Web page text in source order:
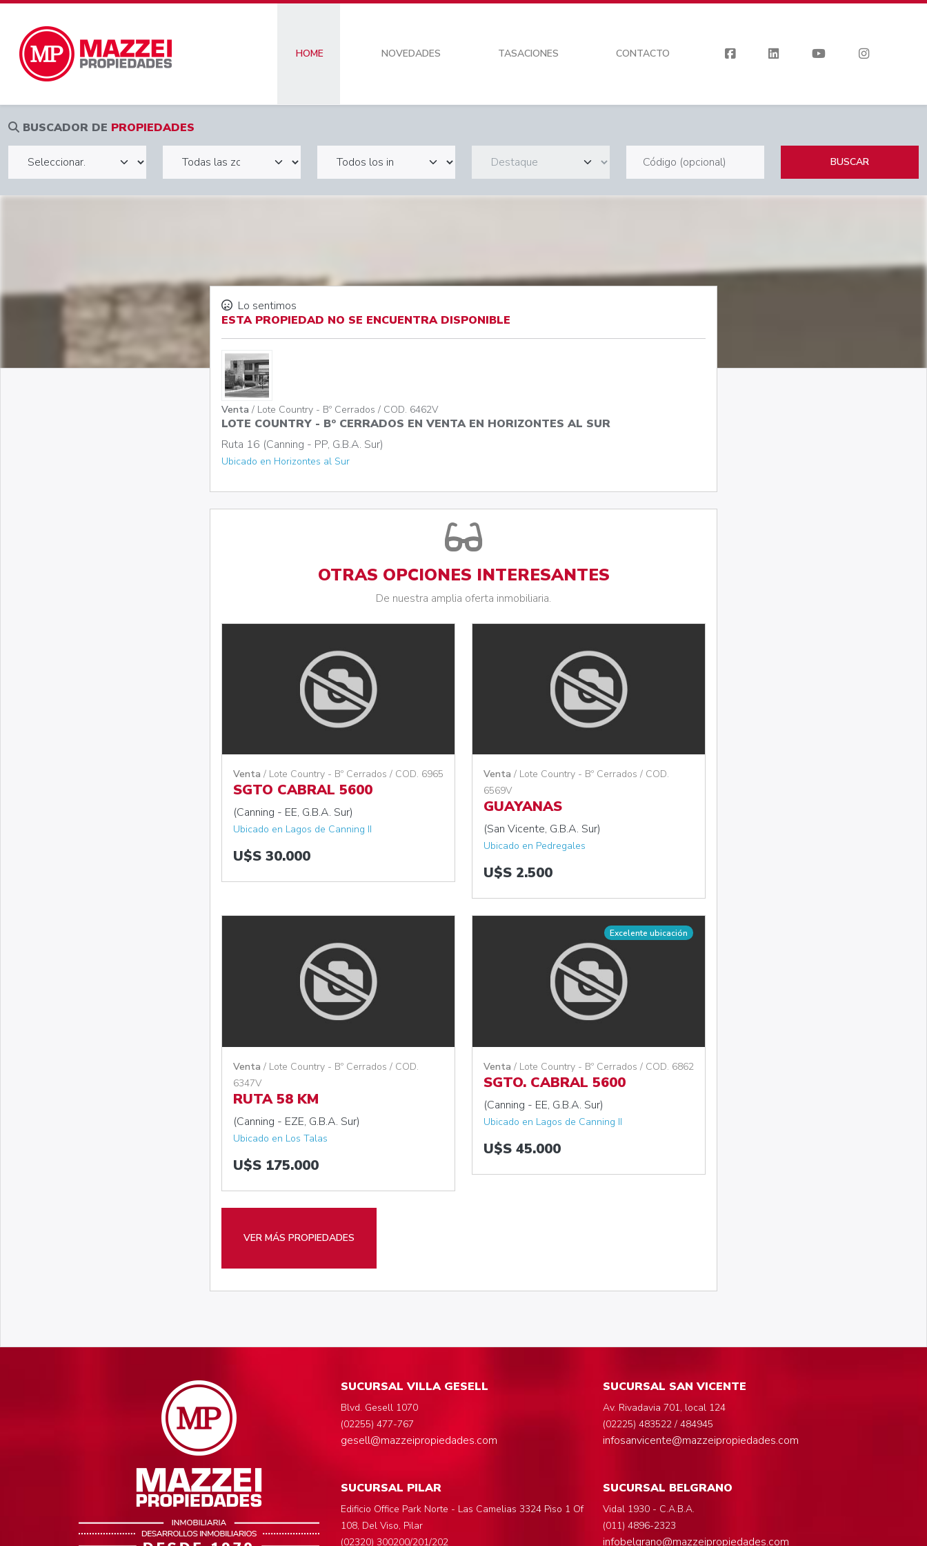
HOME NOVEDADES TASACIONES CONTACTO
BUSCADOR DE PROPIEDADES
BUSCAR
Lo sentimos
ESTA PROPIEDAD NO SE ENCUENTRA DISPONIBLE
Venta / Lote Country - Bº Cerrados / COD. 6462V
LOTE COUNTRY - Bº CERRADOS EN VENTA EN HORIZONTES AL SUR
Ruta 16 (Canning - PP, G.B.A. Sur)
Ubicado en Horizontes al Sur
OTRAS OPCIONES INTERESANTES
De nuestra amplia oferta inmobiliaria.
Venta / Lote Country - Bº Cerrados / COD. 6965
SGTO CABRAL 5600
(Canning - EE, G.B.A. Sur)
Ubicado en Lagos de Canning II
U$S 30.000
Venta / Lote Country - Bº Cerrados / COD.
6569V
GUAYANAS
(San Vicente, G.B.A. Sur)
Ubicado en Pedregales
U$S 2.500
Venta / Lote Country - Bº Cerrados / COD.
6347V
RUTA 58 KM
(Canning - EZE, G.B.A. Sur)
Ubicado en Los Talas
U$S 175.000
Excelente ubicación
Venta / Lote Country - Bº Cerrados / COD. 6862
SGTO. CABRAL 5600
(Canning - EE, G.B.A. Sur)
Ubicado en Lagos de Canning II
U$S 45.000
VER MÁS PROPIEDADES
SUCURSAL VILLA GESELL
Blvd. Gesell 1070
(02255) 477-767
gesell@mazzeipropiedades.com
SUCURSAL PILAR
Edificio Office Park Norte - Las Camelias 3324 Piso 1 Of
108, Del Viso, Pilar
(02320) 300200/201/202
SUCURSAL SAN VICENTE
Av. Rivadavia 701, local 124
(02225) 483522 / 484945
infosanvicente@mazzeipropiedades.com
SUCURSAL BELGRANO
Vidal 1930 - C.A.B.A.
(011) 4896-2323
infobelgrano@mazzeipropiedades.com